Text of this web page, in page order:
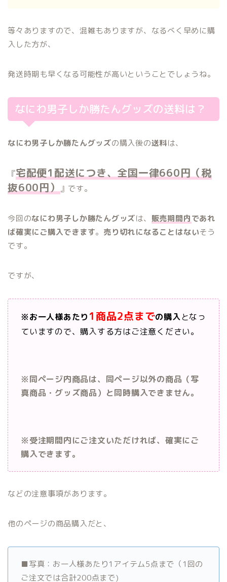
等々ありますので、混雑もありますが、なるべく早めに購
入した方が、
発送時期も早くなる可能性が高いということでしょうね。
なにわ男子しか勝たんグッズの送料は？
なにわ男子しか勝たんグッズの購入後の送料は、
『宅配便1配送につき、全国一律660円（税
抜600円）
』です。
今回のなにわ男子しか勝たんグッズは、 販売期間内であれ
ば確実にご購入できます。 売り切れになることはないそう
です。
ですが、
※お一人様あたり 1商品2点までの購入となっ
ていますので、購入する方はご注意ください。
※同ページ内商品は、同ページ以外の商品（写
真商品・グッズ商品）と同時購入できません。
※受注期間内にご注文いただければ、確実にご
購入できます。
などの注意事項があります。
他のページの商品購入だと、
■写真：お一人様あたり1アイテム5点まで（1回の
ご注文では合計200点まで)